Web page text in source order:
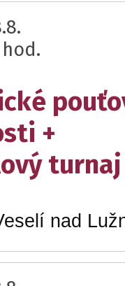
+
turnaj
nad